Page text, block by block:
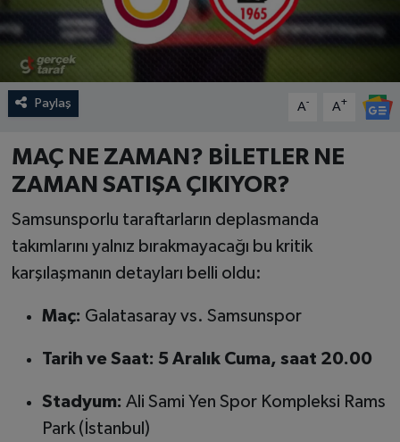
Paylaş A- A+
MAÇ NE ZAMAN? BİLETLER NE
ZAMAN SATIŞA ÇIKIYOR?
Samsunsporlu taraftarların deplasmanda
takımlarını yalnız bırakmayacağı bu kritik
karşılaşmanın detayları belli oldu:
Maç: Galatasaray vs. Samsunspor
Tarih ve Saat: 5 Aralık Cuma, saat 20.00
Stadyum: Ali Sami Yen Spor Kompleksi Rams
Park (İstanbul)